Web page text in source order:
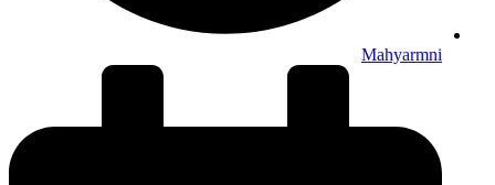
Mahyarmni